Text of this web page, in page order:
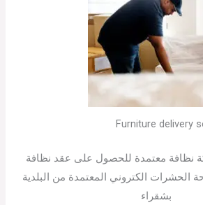
Furniture delivery
نظافة معتمدة للحصول على عقد نظافة
الحشرات الكتروني المعتمدة من البلدية
بشقراء